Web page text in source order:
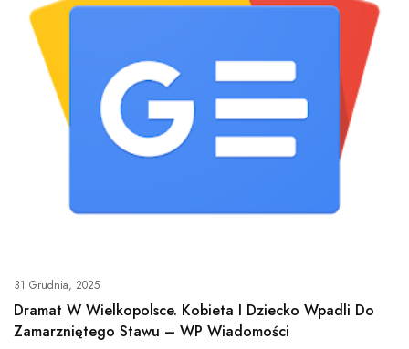
31 Grudnia, 2025
Dramat W Wielkopolsce. Kobieta I Dziecko Wpadli Do
Zamarzniętego Stawu – WP Wiadomości